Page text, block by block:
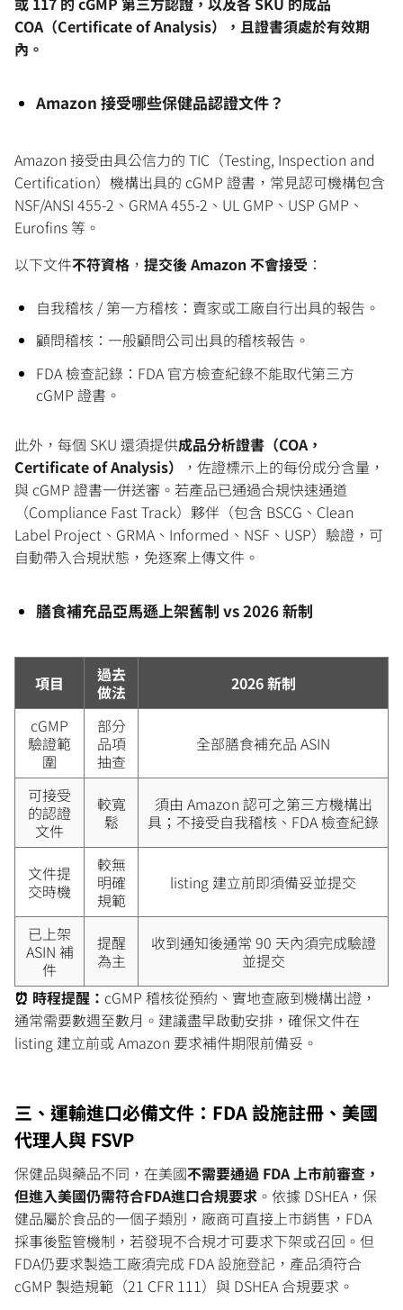
COA（Certificate of Analysis），且證書須處於有效期
內。
Amazon 接受哪些保健品認證文件？
Amazon 接受由具公信力的 TIC（Testing, Inspection and
Certification）機構出具的 cGMP 證書，常見認可機構包含
NSF/ANSI 455-2、GRMA 455-2、UL GMP、USP GMP、
Eurofins 等。
以下文件不符資格 ， 提交後 Amazon 不會接受 ：
自我稽核 / 第一方稽核：賣家或工廠自行出具的報告。
顧問稽核：一般顧問公司出具的稽核報告。
FDA 檢查記錄：FDA 官方檢查紀錄不能取代第三方
cGMP 證書。
此外，每個 SKU 還須提供成品分析證書（COA，
Certificate of Analysis）
，佐證標示上的每份成分含量，
與 cGMP 證書一併送審。若產品已通過合規快速通道
（Compliance Fast Track）夥伴（包含 BSCG、Clean
Label Project、GRMA、Informed、NSF、USP）驗證，可
自動帶入合規狀態，免逐案上傳文件。
膳食補充品亞馬遜上架舊制 vs 2026 新制
項目
過去
做法
2026 新制
cGMP
驗證範
圍
部分
品項
抽查
全部膳食補充品 ASIN
可接受
的認證
文件
較寬
鬆
須由 Amazon 認可之第三方機構出
具；不接受自我稽核、FDA 檢查紀錄
文件提
交時機
較無
明確
規範
listing 建立前即須備妥並提交
已上架
ASIN 補
件
提醒
為主
收到通知後通常 90 天內須完成驗證
並提交
⏰ 時程提醒： cGMP 稽核從預約、實地查廠到機構出證，
通常需要數週至數月。建議盡早啟動安排，確保文件在
listing 建立前或 Amazon 要求補件期限前備妥。
三、運輸進口必備文件：FDA 設施註冊、美國
代理人與 FSVP
保健品與藥品不同，在美國不需要通過 FDA 上市前審查，
但進入美國仍需符合FDA進口合規要求 。依據 DSHEA，保
健品屬於食品的一個子類別，廠商可直接上市銷售，FDA
採事後監管機制，若發現不合規才可要求下架或召回。但
FDA仍要求製造工廠須完成 FDA 設施登記，產品須符合
cGMP 製造規範（21 CFR 111）與 DSHEA 合規要求。